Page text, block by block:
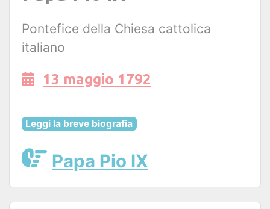
Pontefice della Chiesa cattolica
italiano
13 maggio 1792
Leggi la breve biografia
Papa Pio IX